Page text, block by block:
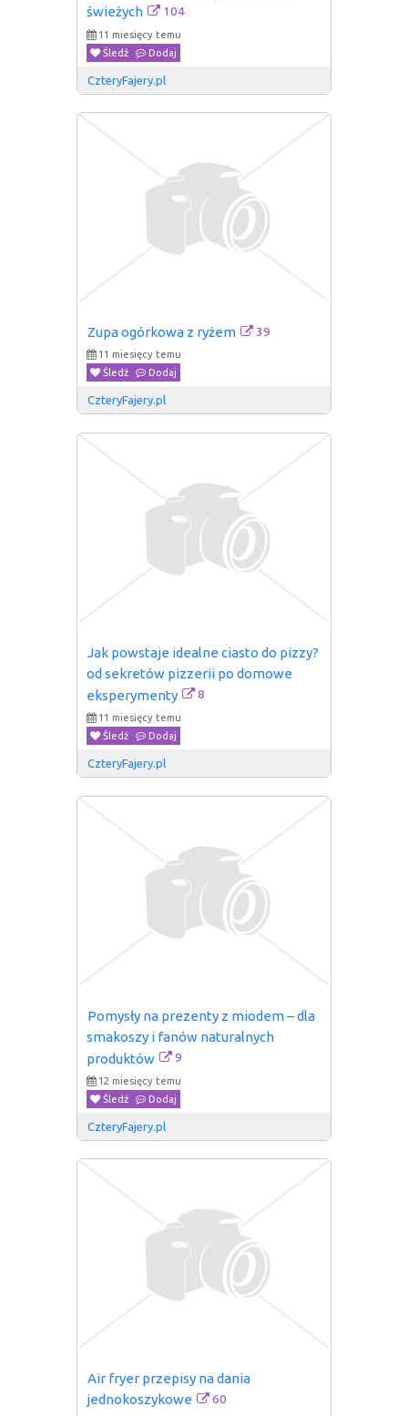
świeżych
104
11 miesięcy temu
Śledź
Dodaj
CzteryFajery.pl
Zupa ogórkowa z ryżem 39
11 miesięcy temu
Śledź
Dodaj
CzteryFajery.pl
Jak powstaje idealne ciasto do pizzy?
od sekretów pizzerii po domowe
eksperymenty
8
11 miesięcy temu
Śledź
Dodaj
CzteryFajery.pl
Pomysły na prezenty z miodem – dla
smakoszy i fanów naturalnych
produktów
9
12 miesięcy temu
Śledź
Dodaj
CzteryFajery.pl
Air fryer przepisy na dania
jednokoszykowe
60